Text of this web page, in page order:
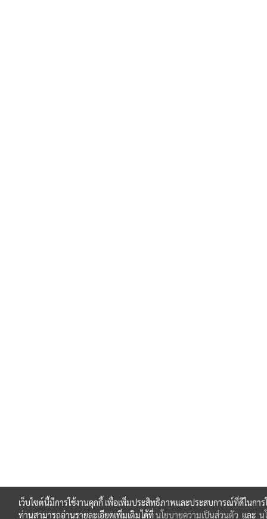
เว็บไซต์นี้มีการใช้งานคุกกี้ เพื่อเพิ่มประสิทธิภาพและประสบการณ์ที่ดีในการ
ท่านสามารถอ่านรายละเอียดเพิ่มเติมได้ที่นโยบายความเป็นส่วนตัว และ น